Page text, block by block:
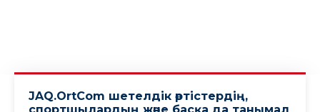
JAQ.OrtCom шетелдік әртістердің,